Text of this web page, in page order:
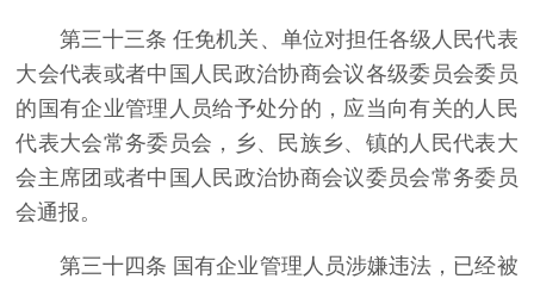
第三十三条 任免机关、单位对担任各级人民代表
大会代表或者中国人民政治协商会议各级委员会委员
的国有企业管理人员给予处分的，应当向有关的人民
代表大会常务委员会，乡、民族乡、镇的人民代表大
会主席团或者中国人民政治协商会议委员会常务委员
会通报。
第三十四条 国有企业管理人员涉嫌违法，已经被